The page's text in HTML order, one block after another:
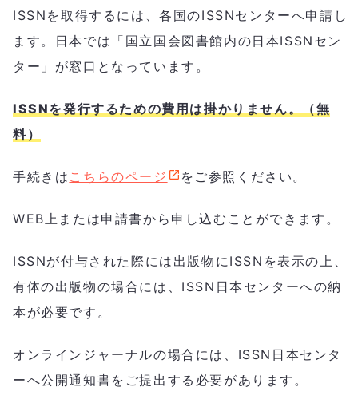
ISSNを取得するには、各国のISSNセンターへ申請し
ます。日本では「国立国会図書館内の日本ISSNセン
ター」が窓口となっています。
ISSNを発行するための費用は掛かりません。（無
料）
手続きは こちらのページ をご参照ください。
WEB上または申請書から申し込むことができます。
ISSNが付与された際には出版物にISSNを表示の上、
有体の出版物の場合には、ISSN日本センターへの納
本が必要です。
オンラインジャーナルの場合には、ISSN日本センタ
ーへ公開通知書をご提出する必要があります。